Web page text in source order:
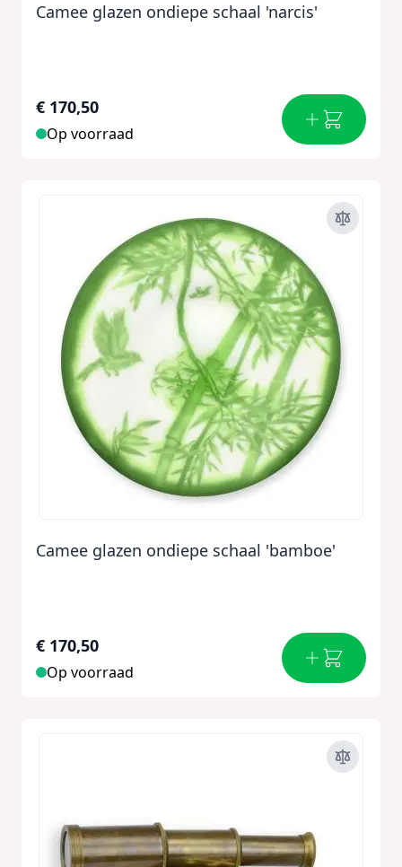
Camee glazen ondiepe schaal 'narcis'
€ 170,50
Op voorraad
Camee glazen ondiepe schaal 'bamboe'
€ 170,50
Op voorraad